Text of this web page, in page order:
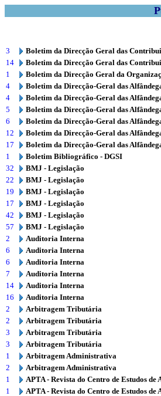
3
Boletim da Direcção Geral das
14
Boletim da Direcção Geral das
1
Boletim da Direcção Geral da
4
Boletim da Direcção-Geral das
4
Boletim da Direcção-Geral das
5
Boletim da Direcção-Geral das
6
Boletim da Direcção-Geral das
12
Boletim da Direcção-Geral das
17
Boletim da Direcção-Geral das
1
Boletim Bibliográfico - DGSI
32
BMJ - Legislação
22
BMJ - Legislação
19
BMJ - Legislação
17
BMJ - Legislação
42
BMJ - Legislação
57
BMJ - Legislação
2
Auditoria Interna
6
Auditoria Interna
6
Auditoria Interna
7
Auditoria Interna
14
Auditoria Interna
16
Auditoria Interna
2
Arbitragem Tributária
2
Arbitragem Tributária
3
Arbitragem Tributária
3
Arbitragem Tributária
1
Arbitragem Administrativa
2
Arbitragem Administrativa
1
APTA - Revista do Centro de Estudos
1
APTA - Revista do Centro de Estudos